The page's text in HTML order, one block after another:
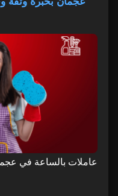
عاملات بالساعة في